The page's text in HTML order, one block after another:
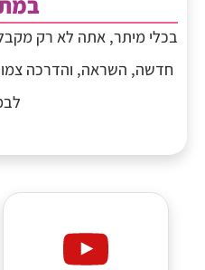
בכלי מיתר, אתה לא רק
חדשה, השראה, והדרכה